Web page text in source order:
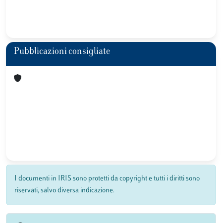
Pubblicazioni consigliate
I documenti in IRIS sono protetti da copyright e tutti i diritti sono
riservati, salvo diversa indicazione.